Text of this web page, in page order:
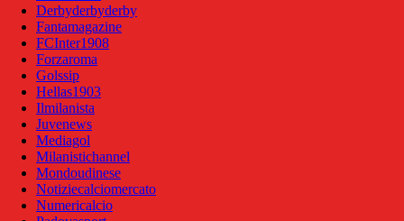
Derbyderbyderby
Fantamagazine
FCInter1908
Forzaroma
Golssip
Hellas1903
Ilmilanista
Juvenews
Mediagol
Milanistichannel
Mondoudinese
Notiziecalciomercato
Numericalcio